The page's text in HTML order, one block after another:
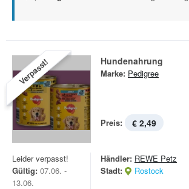
Verpasst! Hundenahrung
Marke: Pedigree
Preis: € 2,49
Leider verpasst!
Gültig: 07.06. -
13.06.
Händler: REWE Petz
Stadt:
Rostock